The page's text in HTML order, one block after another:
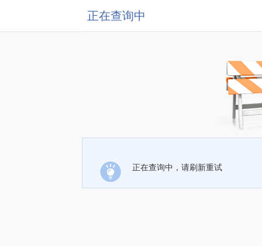
正在查询中
正在查询中，请刷新重试